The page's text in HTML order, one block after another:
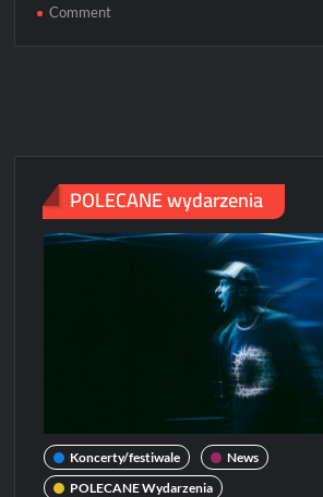
Commenton
POLECANE wydarzenia
Koncerty/festiwale
News
POLECANE Wydarzenia